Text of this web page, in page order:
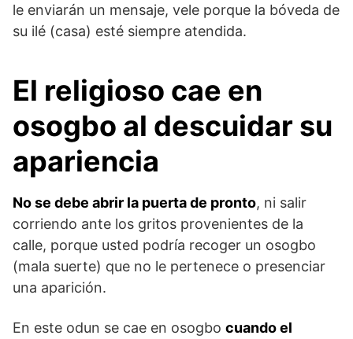
le enviarán un mensaje, vele porque la bóveda de
su ilé (casa) esté siempre atendida.
El religioso cae en
osogbo al descuidar su
apariencia
No se debe abrir la puerta de pronto, ni salir
corriendo ante los gritos provenientes de la
calle, porque usted podría recoger un osogbo
(mala suerte) que no le pertenece o presenciar
una aparición.
En este odun se cae en osogbo cuando el